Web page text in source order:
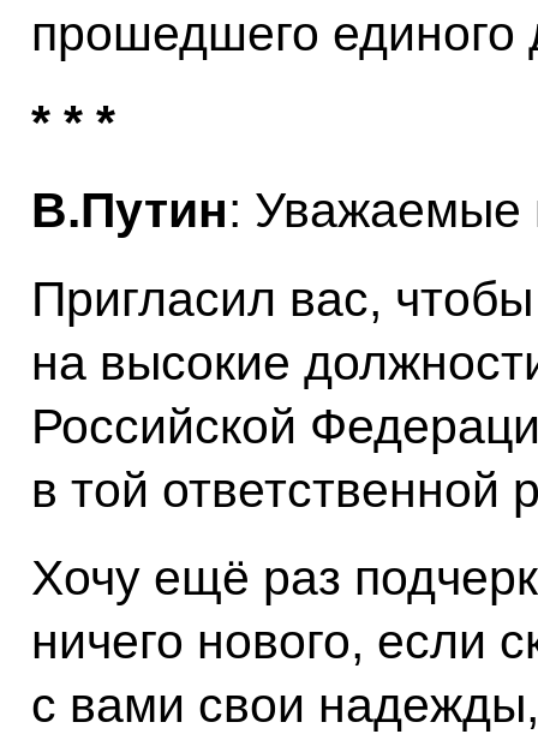
прошедшего единого
* * *
В.Путин: Уважаемые
Пригласил вас,
на высокие
Российской
в той ответственной
Хочу ещё раз
ничего нового, если
с вами свои